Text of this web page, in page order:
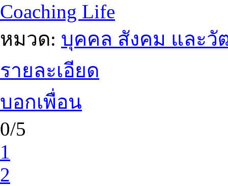
Coaching Life
หมวด: บุคคล สังคม และวั
รายละเอียด
บอกเพื่อน
0/5
1
2